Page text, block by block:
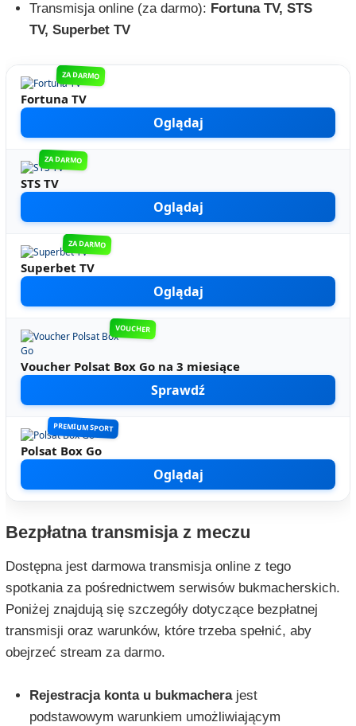
Transmisja online (za darmo): Fortuna TV, STS
TV, Superbet TV
ZA DARMO
Fortuna TV
Oglądaj
ZA DARMO
STS TV
Oglądaj
ZA DARMO
Superbet TV
Oglądaj
VOUCHER
Voucher Polsat Box Go na 3 miesiące
Sprawdź
PREMIUM SPORT
Polsat Box Go
Oglądaj
Bezpłatna transmisja z meczu
Dostępna jest darmowa transmisja online z tego
spotkania za pośrednictwem serwisów bukmacherskich.
Poniżej znajdują się szczegóły dotyczące bezpłatnej
transmisji oraz warunków, które trzeba spełnić, aby
obejrzeć stream za darmo.
Rejestracja konta u bukmacherajest
podstawowym warunkiem umożliwiającym